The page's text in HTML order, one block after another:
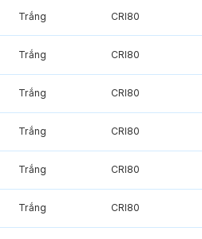
Trắng CRI80
Trắng CRI80
Trắng CRI80
Trắng CRI80
Trắng CRI80
Trắng CRI80